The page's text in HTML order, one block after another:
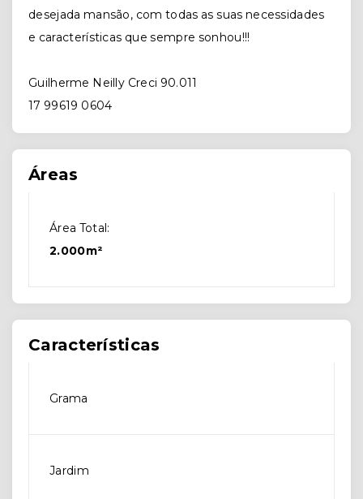
desejada mansão, com todas as suas necessidades
e características que sempre sonhou!!!
Guilherme Neilly Creci 90.011
17 99619 0604
Áreas
Área Total:
2.000m²
Características
Grama
Jardim